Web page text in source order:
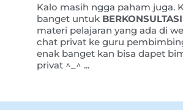
Kalo masih ngga paham juga.
banget untuk BERKONSULTASI
materi pelajaran yang ada di
chat privat ke guru
enak banget kan bisa dapet
privat ^_^ ...